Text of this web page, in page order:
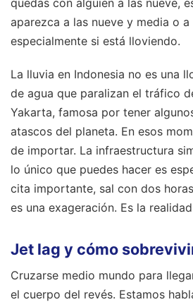
aparezca a las nueve y media o a
especialmente si está lloviendo.
La lluvia en Indonesia no es una
de agua que paralizan el tráfico
Yakarta, famosa por tener
atascos del planeta. En esos
de importar. La infraestructura
lo único que puedes hacer es
cita importante, sal con dos
es una exageración. Es la
Jet lag y cómo
Cruzarse medio mundo para
el cuerpo del revés. Estamos